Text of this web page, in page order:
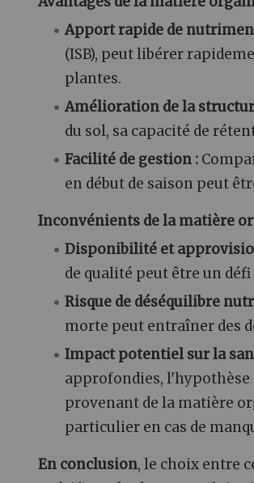
Apport rapide de
(ISB), peut libérer
plantes.
Amélioration de la
du sol, sa capacité de
Facilité de gestion :
en début de saison peut
Inconvénients de la matière
Disponibilité et
de qualité peut être un
Risque de déséquilibre
morte peut entraîner des
Impact potentiel sur la
approfondies,
provenant de la matière
particulier en cas de
En conclusion, le choix entre